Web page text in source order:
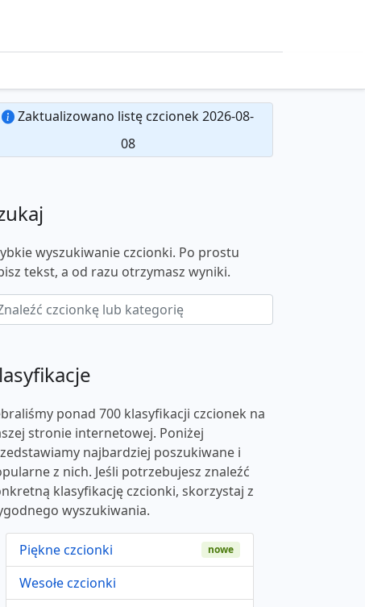
Zaktualizowano listę czcionek 2026-08-
08
wyszukiwanie czcionki. Po prostu
tekst, a od razu otrzymasz wyniki.
ponad 700 klasyfikacji czcionek na
stronie internetowej. Poniżej
najbardziej poszukiwane i
z nich. Jeśli potrzebujesz znaleźć
klasyfikację czcionki, skorzystaj z
wyszukiwania.
Piękne czcionki nowe
Wesołe czcionki